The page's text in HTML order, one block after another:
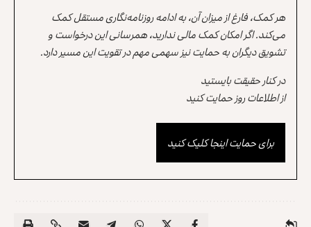
هر کمک، فارغ از میزان آن، به ادامه روزنامه‌نگاری مستقل کمک
می‌کند. اگر امکان کمک مالی ندارید، همرسانی این درخواست و
تشویق دیگران به حمایت نیز سهمی مهم در تقویت این مسیر دارد.
در کنار حقیقت بایستید
از اطلاعات روز حمایت کنید
برای حمایت اینجا کلیک کنید